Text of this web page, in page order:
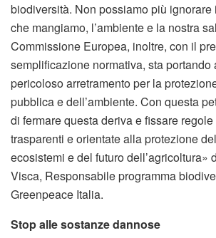
biodiversità. Non possiamo più ignorare
che mangiamo, l’ambiente e la nostra
Commissione Europea, inoltre, con il
semplificazione normativa, sta portando
pericoloso arretramento per la
pubblica e dell’ambiente. Con questa
di fermare questa deriva e fissare
trasparenti e orientate alla protezione
ecosistemi e del futuro dell’agricoltura»
Visca, Responsabile programma
Greenpeace Italia.
Stop alle sostanze dannose